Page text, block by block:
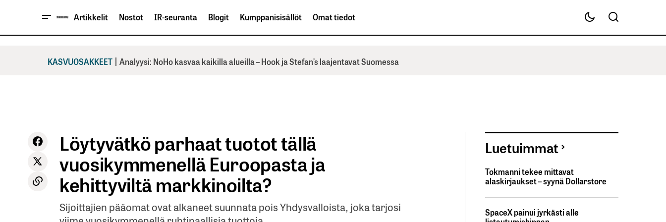
Artikkelit Nostot IR-seuranta Blogit Kumppanisisällöt Omat tiedot
KASVUOSAKKEET | Analyysi: NoHo kasvaa kaikilla alueilla – Hook ja Stefan’s laajentavat Suomessa
Löytyvätkö parhaat tuotot tällä
vuosikymmenellä Euroopasta ja
kehittyviltä markkinoilta?
Sijoittajien pääomat ovat alkaneet suunnata pois Yhdysvalloista, joka tarjosi
Luetuimmat
Tokmanni tekee mittavat
alaskirjaukset – syynä Dollarstore
SpaceX painui jyrkästi alle